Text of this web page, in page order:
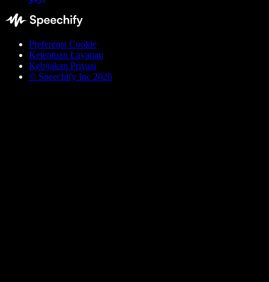
Preferensi Cookie
Ketentuan Layanan
Kebijakan Privasi
© Speechify Inc 2026